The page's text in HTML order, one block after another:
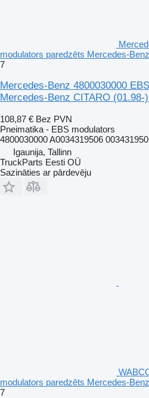
modulators paredzēts Mercedes-
7
Mercedes-Benz 4800030000
Mercedes-Benz CITARO (01.98-
108,87 € Bez PVN
Pneimatika - EBS modulators
4800030000 A0034319506
Igaunija, Tallinn
TruckParts Eesti OÜ
Sazināties ar pārdevēju
modulators paredzēts Mercedes-
7